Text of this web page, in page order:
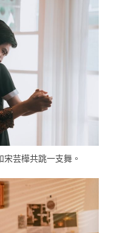
芸樺共跳一支舞。